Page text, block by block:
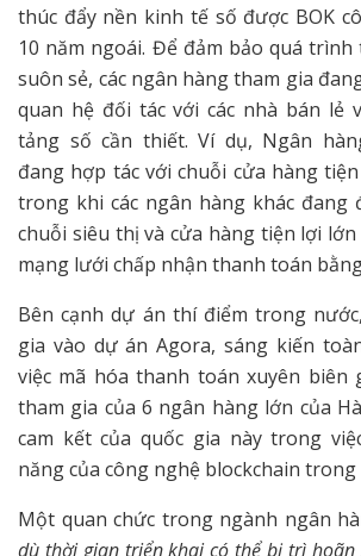
thúc đẩy nền kinh tế số được BOK
10 năm ngoái. Để đảm bảo quá
suôn sẻ, các ngân hàng tham gia
quan hệ đối tác với các nhà bán lẻ
tảng số cần thiết. Ví dụ, Ngân
đang hợp tác với chuỗi cửa hàng
trong khi các ngân hàng khác đang
chuỗi siêu thị và cửa hàng tiện lợi
mạng lưới chấp nhận thanh toán
Bên cạnh dự án thí điểm trong
gia vào dự án Agora, sáng kiến
việc mã hóa thanh toán xuyên biên
tham gia của 6 ngân hàng lớn của
cam kết của quốc gia này trong
năng của công nghệ blockchain
Một quan chức trong ngành ngân
dù thời gian triển khai có thể bị trì